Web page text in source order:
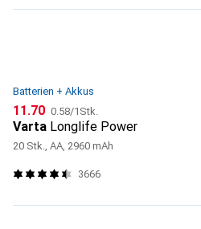
Batterien + Akkus
CHF
11.70 CHF
0.58/1Stk.
Varta Longlife Power
20 Stk., AA, 2960 mAh
3666